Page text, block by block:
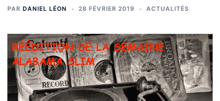
PAR DANIEL LÉON 28 FÉVRIER 2019 ACTUALITÉS